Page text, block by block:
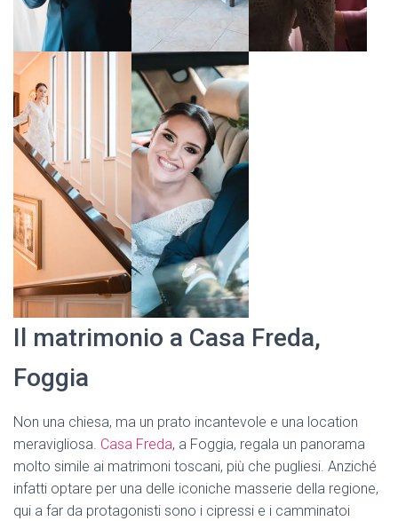
Il matrimonio a Casa Freda,
Foggia
Non una chiesa, ma un prato incantevole e una location
meravigliosa. Casa Freda, a Foggia, regala un panorama
molto simile ai matrimoni toscani, più che pugliesi. Anziché
infatti optare per una delle iconiche masserie della regione,
qui a far da protagonisti sono i cipressi e i camminatoi